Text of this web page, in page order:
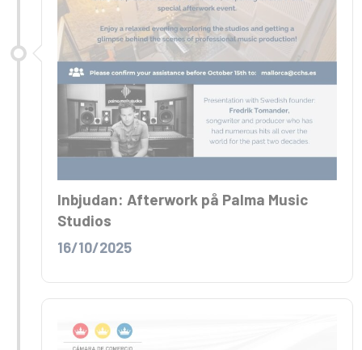
Inbjudan: Afterwork på Palma Music
Studios
16/10/2025